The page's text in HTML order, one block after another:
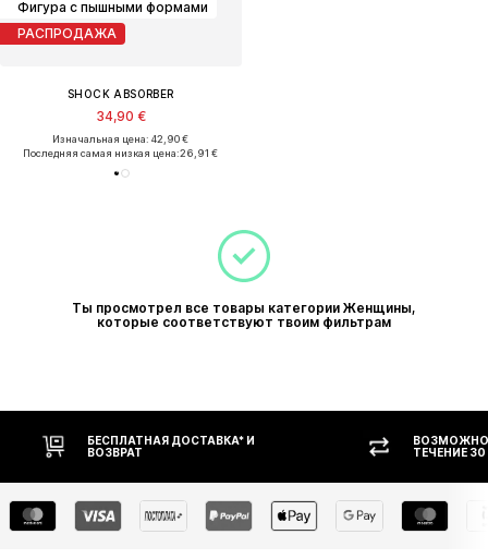
Фигура с пышными формами
РАСПРОДАЖА
SHOCK ABSORBER
34,90 €
Изначальная цена: 42,90 €
Последняя самая низкая цена:26,91 €
Ты просмотрел все товары категории Женщины,
которые соответствуют твоим фильтрам
БЕСПЛАТНАЯ ДОСТАВКА* И
ВОЗВРАТ
ТЕЧЕНИЕ